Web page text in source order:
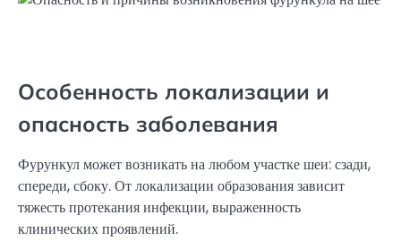
Особенность локализации и
опасность заболевания
Фурункул может возникать на любом участке шеи: сзади,
спереди, сбоку. От локализации образования зависит
тяжесть протекания инфекции, выраженность
клинических проявлений.